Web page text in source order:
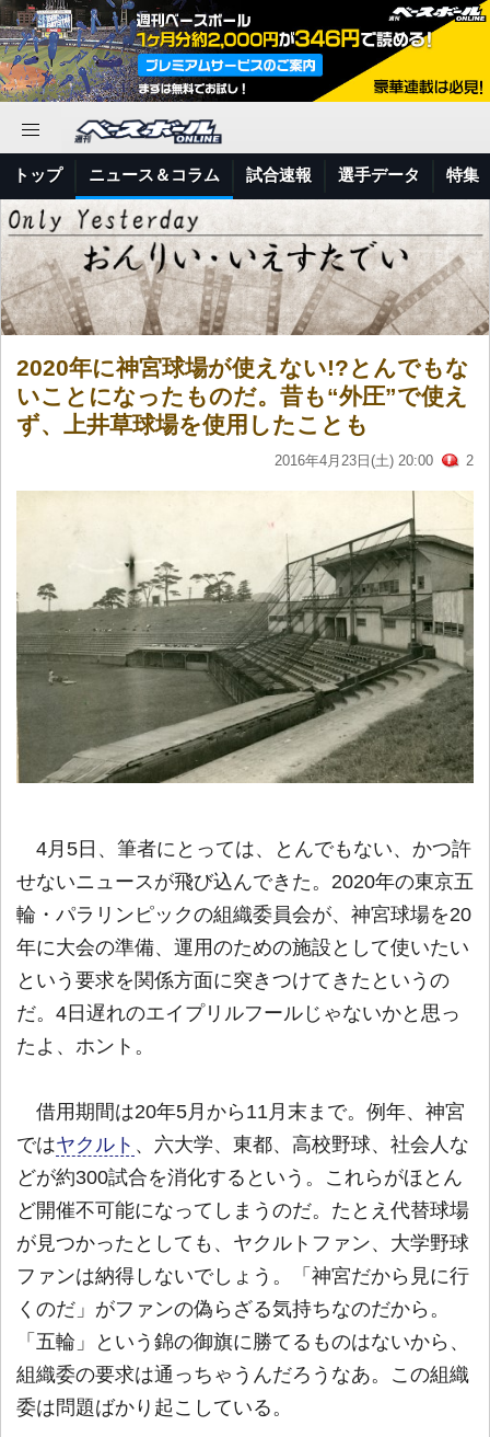
トップ ニュース＆コラム 試合速報 選手データ 特集
2020年に神宮球場が使えない!?とんでもな
いことになったものだ。昔も“外圧”で使え
ず、上井草球場を使用したことも
2016年4月23日(土) 20:00 2
4月5日、筆者にとっては、とんでもない、かつ許
せないニュースが飛び込んできた。2020年の東京五
輪・パラリンピックの組織委員会が、神宮球場を20
年に大会の準備、運用のための施設として使いたい
という要求を関係方面に突きつけてきたというの
だ。4日遅れのエイプリルフールじゃないかと思っ
たよ、ホント。
借用期間は20年5月から11月末まで。例年、神宮
ではヤクルト 、六大学、東都、高校野球、社会人な
どが約300試合を消化するという。これらがほとん
ど開催不可能になってしまうのだ。たとえ代替球場
が見つかったとしても、ヤクルトファン、大学野球
ファンは納得しないでしょう。「神宮だから見に行
くのだ」がファンの偽らざる気持ちなのだから。
「五輪」という錦の御旗に勝てるものはないから、
組織委の要求は通っちゃうんだろうなあ。この組織
委は問題ばかり起こしている。